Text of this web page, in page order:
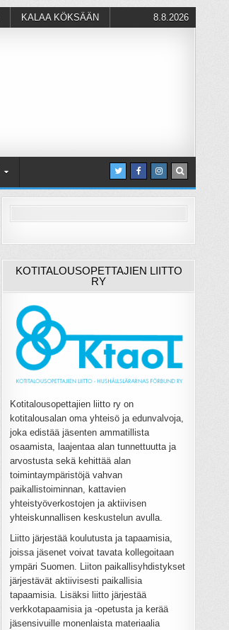
KALAA KÖKSÄÄN 8.8.2026
KOTITALOUSOPETTAJIEN LIITTO
RY
Kotitalousopettajien liitto ry on
kotitalousalan oma yhteisö ja edunvalvoja,
joka edistää jäsenten ammatillista
osaamista, laajentaa alan tunnettuutta ja
arvostusta sekä kehittää alan
toimintaympäristöjä vahvan
paikallistoiminnan, kattavien
yhteistyöverkostojen ja aktiivisen
yhteiskunnallisen keskustelun avulla.
Liitto järjestää koulutusta ja tapaamisia,
joissa jäsenet voivat tavata kollegoitaan
ympäri Suomen. Liiton paikallisyhdistykset
järjestävät aktiivisesti paikallisia
tapaamisia. Lisäksi liitto järjestää
verkkotapaamisia ja -opetusta ja kerää
jäsensivuille monenlaista materiaalia